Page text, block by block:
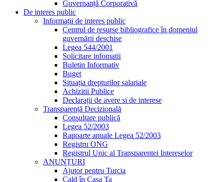
Guvernanță Corporativă
De interes public
Informații de interes public
Centrul de resurse bibliografice în domeniul
guvernării deschise
Legea 544/2001
Solicitare infomatii
Buletin Informativ
Buget
Situația drepturilor salariale
Achizitii Publice
Declarații de avere si de interese
Transparență Decizională
Consultare publică
Legea 52/2003
Rapoarte anuale Legea 52/2003
Registru ONG
Registrul Unic al Transparentei Intereselor
ANUNȚURI
Ajutor pentru Turcia
Cald în Casa Ta